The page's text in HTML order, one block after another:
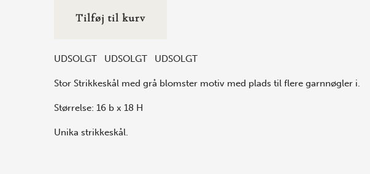
Tilføj til kurv
UDSOLGT UDSOLGT UDSOLGT
Stor Strikkeskål med grå blomster motiv med plads til flere garnnøgler i.
Størrelse: 16 b x 18 H
Unika strikkeskål.